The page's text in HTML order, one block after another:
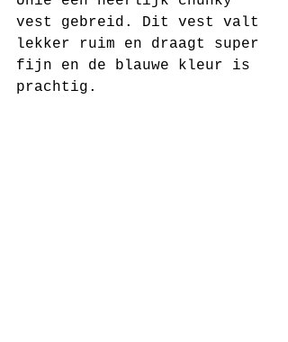
vest gebreid. Dit vest valt
lekker ruim en draagt super
fijn en de blauwe kleur is
prachtig.